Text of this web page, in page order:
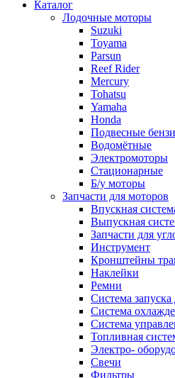
Каталог
Лодочные моторы
Suzuki
Toyama
Parsun
Reef Rider
Mercury
Tohatsu
Yamaha
Honda
Подвесные
Водомётные
Электромоторы
Стационарные
Б/у моторы
Запчасти для моторов
Впускная
Выпускная
Запчасти для
Инструмент
Кронштейны
Наклейки
Ремни
Система запуска
Система
Система
Топливная
Электро-
Свечи
Фильтры